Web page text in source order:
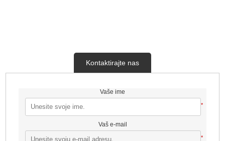
Kontaktirajte nas
Vaše ime
*
Vaš e-mail
*